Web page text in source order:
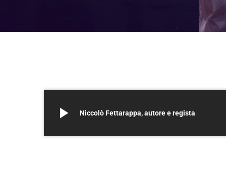
play_arrow Niccolò Fettarappa, autore e regista